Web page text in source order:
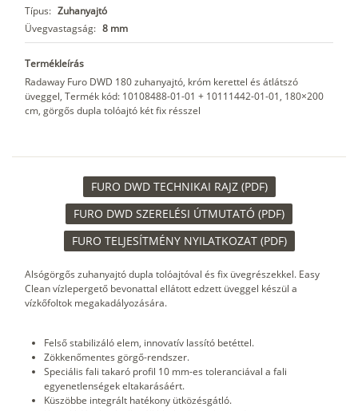
Típus: Zuhanyajtó
Üvegvastagság: 8 mm
Termékleírás
Radaway Furo DWD 180 zuhanyajtó, króm kerettel és átlátszó
üveggel, Termék kód: 10108488-01-01 + 10111442-01-01, 180×200
cm, görgős dupla tolóajtó két fix résszel
FURO DWD TECHNIKAI RAJZ (PDF)
FURO DWD SZERELÉSI ÚTMUTATÓ (PDF)
FURO TELJESÍTMÉNY NYILATKOZAT (PDF)
Alsógörgős zuhanyajtó dupla tolóajtóval és fix üvegrészekkel. Easy
Clean vízlepergető bevonattal ellátott edzett üveggel készül a
vízkőfoltok megakadályozására.
Felső stabilizáló elem, innovatív lassító betéttel.
Zökkenőmentes görgő-rendszer.
Speciális fali takaró profil 10 mm-es toleranciával a fali
egyenetlenségek eltakarásáért.
Küszöbbe integrált hatékony ütközésgátló.